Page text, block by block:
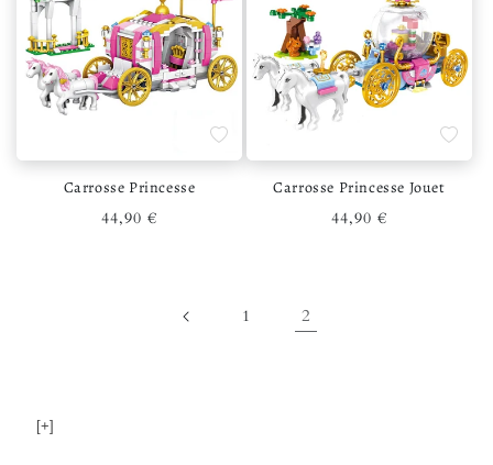
Ajouter à la liste de souhaits
Carrosse Princesse
Prix habituel
44,90 €
Ajouter
Carrosse Princesse Jouet
Prix habituel
44,90 €
1 2
[+]